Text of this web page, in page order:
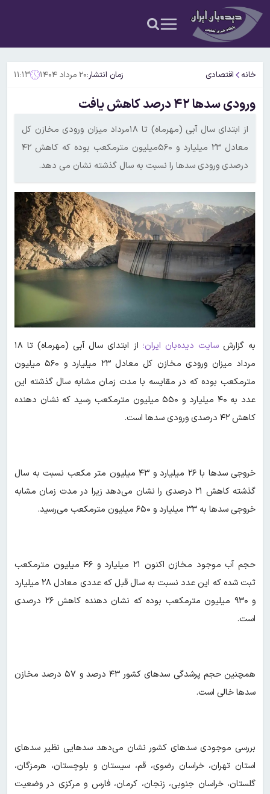
خانه اقتصادی زمان انتشار:۲۰ مرداد ۱۴۰۴ ۱۱:۱۳
ورودی سدها ۴۲ درصد کاهش یافت
از ابتدای سال آبی (مهرماه) تا ۱۸مرداد میزان ورودی مخازن کل
معادل ۲۳ میلیارد و ۵۶۰میلیون مترمکعب بوده که کاهش ۴۲
درصدی ورودی سدها را نسبت به سال گذشته نشان می دهد.
به گزارشسایت دیده‌بان ایران؛
از ابتدای سال آبی (مهرماه) تا ۱۸
مرداد میزان ورودی مخازن کل معادل ۲۳ میلیارد و ۵۶۰ میلیون
مترمکعب بوده که در مقایسه با مدت زمان مشابه سال گذشته این
عدد به ۴۰ میلیارد و ۵۵۰ میلیون مترمکعب رسید که نشان دهنده
کاهش ۴۲ درصدی ورودی سدها است.
خروجی سدها با ۲۶ میلیارد و ۴۳ میلیون متر مکعب نسبت به سال
گذشته کاهش ۲۱ درصدی را نشان می‌دهد زیرا در مدت زمان مشابه
خروجی سدها به ۳۳ میلیارد و ۶۵۰ میلیون مترمکعب می‌رسید.
حجم آب موجود مخازن اکنون ۲۱ میلیارد و ۴۶ میلیون مترمکعب
ثبت شده که این عدد نسبت به سال قبل که عددی معادل ۲۸ میلیارد
و ۹۳۰ میلیون مترمکعب بوده که نشان دهنده کاهش ۲۶ درصدی
است.
همچنین حجم پرشدگی سدهای کشور ۴۳ درصد و ۵۷ درصد مخازن
سدها خالی است.
بررسی موجودی سدهای کشور نشان می‌دهد سدهایی نظیر سدهای
استان تهران، خراسان رضوی، قم، سیستان و بلوچستان، هرمزگان،
گلستان، خراسان جنوبی، زنجان، کرمان، فارس و مرکزی در وضعیت